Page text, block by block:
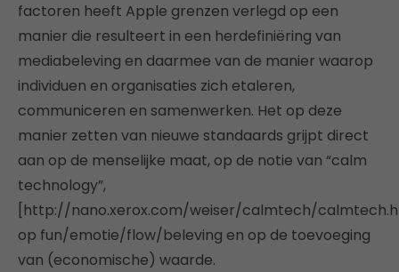
factoren heeft Apple grenzen verlegd op een
manier die resulteert in een herdefiniëring van
mediabeleving en daarmee van de manier waarop
individuen en organisaties zich etaleren,
communiceren en samenwerken. Het op deze
manier zetten van nieuwe standaards grijpt direct
aan op de menselijke maat, op de notie van “calm
technology”,
[http://nano.xerox.com/weiser/calmtech/
op fun/emotie/flow/beleving en op de toevoeging
van (economische) waarde.